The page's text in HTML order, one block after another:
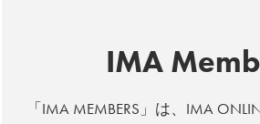
IMA
「IMA MEMBERS」は、IMA